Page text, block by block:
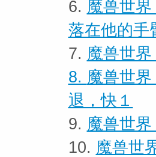
6. 魔兽世
落在他的手
7. 魔兽世界
8. 魔兽世
退，快１
9. 魔兽世界
10. 魔兽世